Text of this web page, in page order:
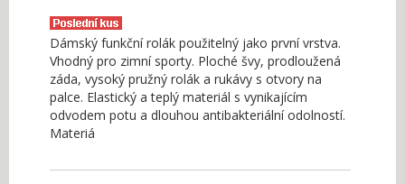
Dámský funkční rolák použitelný jako první vrstva.
Vhodný pro zimní sporty. Ploché švy, prodloužená
záda, vysoký pružný rolák a rukávy s otvory na
palce. Elastický a teplý materiál s vynikajícím
odvodem potu a dlouhou antibakteriální odolností.
Materiá